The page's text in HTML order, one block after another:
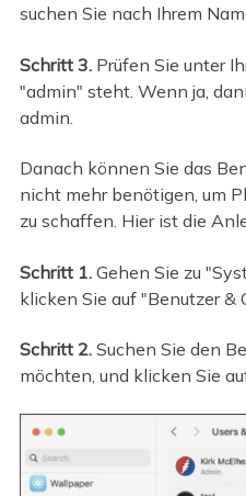
suchen Sie nach Ihrem
Schritt 3. Prüfen Sie unter
"admin" steht. Wenn ja,
admin.
Danach können Sie das
nicht mehr benötigen, um
zu schaffen. Hier ist die
Schritt 1. Gehen Sie zu
klicken Sie auf "Benutzer &
Schritt 2.Suchen Sie den
möchten, und klicken Sie